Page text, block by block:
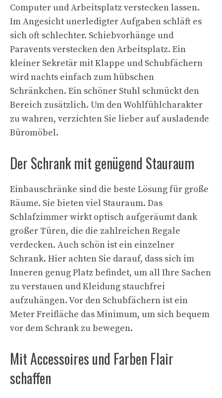
Computer und Arbeitsplatz verstecken lassen.
Im Angesicht unerledigter Aufgaben schläft es
sich oft schlechter. Schiebvorhänge und
Paravents verstecken den Arbeitsplatz. Ein
kleiner Sekretär mit Klappe und Schubfächern
wird nachts einfach zum hübschen
Schränkchen. Ein schöner Stuhl schmückt den
Bereich zusätzlich. Um den Wohlfühlcharakter
zu wahren, verzichten Sie lieber auf ausladende
Büromöbel.
Der Schrank mit genügend Stauraum
Einbauschränke sind die beste Lösung für große
Räume. Sie bieten viel Stauraum. Das
Schlafzimmer wirkt optisch aufgeräumt dank
großer Türen, die die zahlreichen Regale
verdecken. Auch schön ist ein einzelner
Schrank. Hier achten Sie darauf, dass sich im
Inneren genug Platz befindet, um all Ihre Sachen
zu verstauen und Kleidung stauchfrei
aufzuhängen. Vor den Schubfächern ist ein
Meter Freifläche das Minimum, um sich bequem
vor dem Schrank zu bewegen.
Mit Accessoires und Farben Flair
schaffen